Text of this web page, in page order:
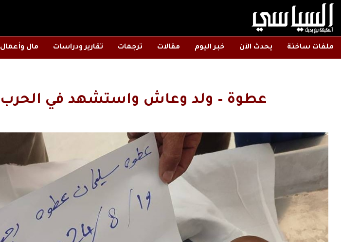
ملفات ساخنة يحدث الآن خبر اليوم مقالات ترجمات تقارير ودراسات مال وأعمال
عطوة – ولد وعاش واستشهد في الحرب